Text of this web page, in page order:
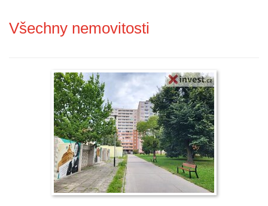
Všechny nemovitosti